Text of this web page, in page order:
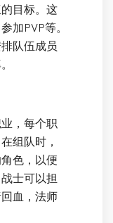
目标。这
加PVP等。
队伍成员
，每个职
组队时，
色，以便
士可以担
血，法师